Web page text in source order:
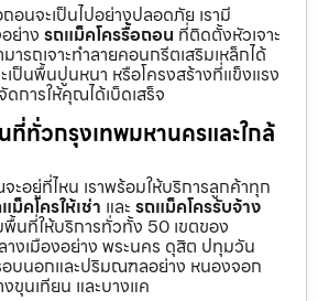
อนจะเป็นไปอย่างปลอดภัย เรามี
ย่าง รถแม็คโครรื้อถอน ที่ติดตั้งหัวเจาะ
ารถเจาะทำลายคอนกรีตเสริมเหล็กได้
เป็นพื้นปูนหนา หรือโครงสร้างที่แข็งแรง
ดการให้คุณได้เบ็ดเสร็จ
ทั่วกรุงเทพมหานครและใกล้
ะอยู่ที่ไหน เราพร้อมให้บริการลูกค้าทุก
ม็คโครให้เช่า และ รถแม็คโครรับจ้าง
นที่ให้บริการทั่วทั้ง 50 เขตของ
างเมืองอย่าง พระนคร ดุสิต ปทุมวัน
บนอกและปริมณฑลอย่าง หนองจอก
ขุนเทียน และบางแค